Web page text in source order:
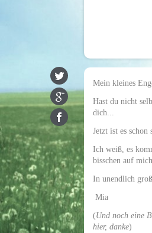
Mein kleines
Hast du nicht
dich...
Jetzt ist es
Ich weiß, es
bisschen auf
In unendlich
Mia
(Und noch eine
hier, danke)